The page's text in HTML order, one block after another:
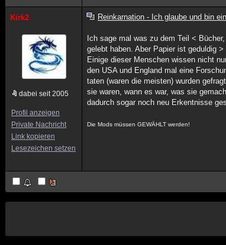
Kirk2
dabei seit 2005
Profil anzeigen
Private Nachricht
Link kopieren
Lesezeichen setzen
Reinkarnation - Ich glaube und bin
Ich sage mal was zu dem Teil <
gelebt haben. Aber Papier ist geduldig >
Einige dieser Menschen wissen nicht
den USA und England mal eine
taten (waren die meisten) wurden
sie waren, wann es war, was sie
dadurch sogar noch neu Erkentnisse
Die Mods müssen GEWÄHLT werden!